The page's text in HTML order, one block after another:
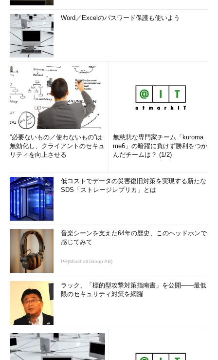
リクエストにOSコマンドをインジェ
クション（混ぜ込む）し、サーバ上
で任意のOSコマンドを実行させる攻
撃。サーバのパスワードファイルの
れがある。
※SQLインジェクション
リクエストに SQL コマンドをイン
ジェクションし、任意のSQLコマン
ドを実行させる攻撃。これによりデ
ータベースに格納されているデータ
の参照、データの操作、ストアドプ
ロシージャへの不正なアクセス、外
きてしまう恐れがある。
次のような郵便番号の入力欄がある場合を考える。
図3 入力欄がある場合の例
ご存じのとおり日本の郵便番号には、
前半部分は、数字3けたで構成される
後半部分は、数字4けたで構成される
Word／Excelのパスワード保護も使いよう
“必要ないもの／使わないもの”は
無効化し、クライアントのセキュ
リティを向上させる
無慈悲な専門家チーム「kuroma
me6」の暗躍に負けず勝利をつか
んだチームは？ (1/2)
低コストでデータの災害復旧対策を実現する新たな
SDS「ストレージレプリカ」とは
音楽シーンを支えた64年の歴史、このヘッドホンで
感じてみて
PR(Marshall Group AB)
ラック、「標的型攻撃対策指南書」を公開――最低
限のセキュリティ対策を網羅